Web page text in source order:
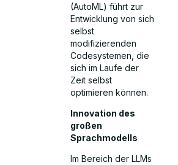
(AutoML) führt zur
Entwicklung von sich
selbst
modifizierenden
Codesystemen, die
sich im Laufe der
Zeit selbst
optimieren können.
Innovation des
großen
Sprachmodells
Im Bereich der LLMs